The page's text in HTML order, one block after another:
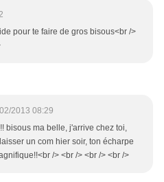
pour te faire de gros bisous<br />
2013 08:29
bisous ma belle, j'arrive chez toi,
un com hier soir, ton écharpe
/> <br /> <br /> <br />